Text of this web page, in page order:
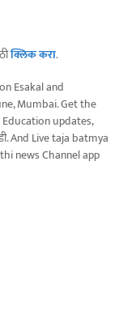
क्लिक करा.
Esakal and
Mumbai. Get the
updates,
And Live taja batmya
news Channel app